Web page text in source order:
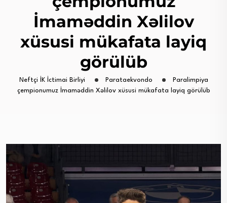
İmaməddin Xəlilov
xüsusi mükafata layiq
görülüb
Neftçi İK İctimai Birliyi Parataekvondo
Paralimpiya
çempionumuz İmaməddin Xəlilov xüsusi mükafata layiq görülüb